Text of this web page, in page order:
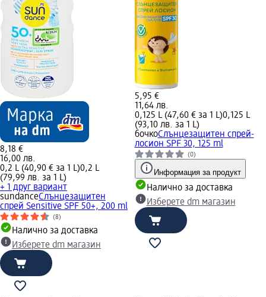
8,18 €
16,00 лв.
0,2 L (40,90 € за 1 L)0,2 L
(79,99 лв. за 1 L)
+ 1 друг вариант
sundanceСлънцезащитен
спрей Sensitive SPF 50+, 200 ml
(8)
Налично за доставка
Изберете dm магазин
5,95 €
11,64 лв.
0,125 L (47,60 € за 1 L)0,125 L
(93,10 лв. за 1 L)
бочкоСлънцезащитен спрей-
лосион SPF 30, 125 ml
(0)
Информация за продукт
Налично за доставка
Изберете dm магазин